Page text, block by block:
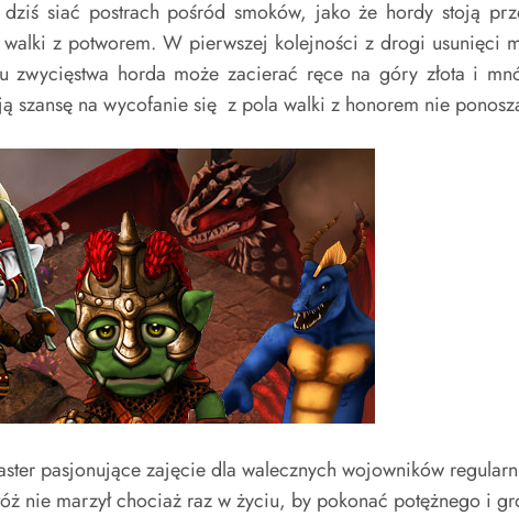
siać postrach pośród smoków, jako że hordy stoją
z potworem. W pierwszej kolejności z drogi usunięci
horda może zacierać ręce na góry złota i
na wycofanie się z pola walki z honorem nie
pasjonujące zajęcie dla walecznych wojowników
nie marzył chociaż raz w życiu, by pokonać potężnego i